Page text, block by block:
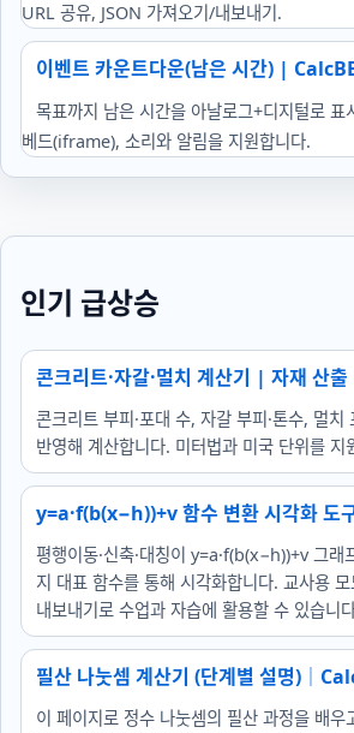
URL 공유, JSON 가져오기/내보내기.
이벤트 카운트다운(남은 시간) |
목표까지 남은 시간을 아날로그+디지털로
베드(iframe), 소리와 알림을 지원합니다.
인기 급상승
콘크리트·자갈·멀치 계산기 | 자재 산
콘크리트 부피·포대 수, 자갈 부피·톤수, 멀치
반영해 계산합니다. 미터법과 미국 단위를 지
y=a·f(b(x−h))+v 함수 변환 시각화 도
평행이동·신축·대칭이 y=a·f(b(x−h))+v 그래
지 대표 함수를 통해 시각화합니다. 교사용
내보내기로 수업과 자습에 활용할 수 있습니
필산 나눗셈 계산기 (단계별 설명)｜
이 페이지로 정수 나눗셈의 필산 과정을 배우